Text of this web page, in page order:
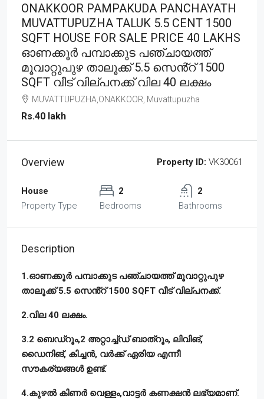
ONAKKOOR PAMPAKUDA PANCHAYATH
MUVATTUPUZHA TALUK 5.5 CENT 1500
SQFT HOUSE FOR SALE PRICE 40 LAKHS
ഓണക്കൂർ പമ്പാക്കുട പഞ്ചായത്ത്
മൂവാറ്റുപുഴ താലൂക്ക് 5.5 സെൻ്റ് 1500
SQFT വീട് വില്പനക്ക് വില 40 ലക്ഷം
MUVATTUPUZHA,ONAKKOOR, Muvattupuzha
Rs.40 lakh
Overview Property ID: VK30061
House
Property Type
2
Bedrooms
2
Bathrooms
Description
1.ഓണക്കൂർ പമ്പാക്കുട പഞ്ചായത്ത് മൂവാറ്റുപുഴ
താലൂക്ക് 5.5 സെൻ്റ് 1500 SQFT വീട് വില്പനക്ക്.
2.വില 40 ലക്ഷം.
3.2 ബെഡ്റൂം,2 അറ്റാച്ച്ഡ് ബാത്റൂം, ലിവിങ്,
ഡൈനിങ്, കിച്ചൻ, വർക്ക് ഏരിയ എന്നീ
സൗകര്യങ്ങൾ ഉണ്ട്.
4.കുഴൽ കിണർ വെള്ളം,വാട്ടർ കണക്ഷൻ ലഭ്യമാണ്.